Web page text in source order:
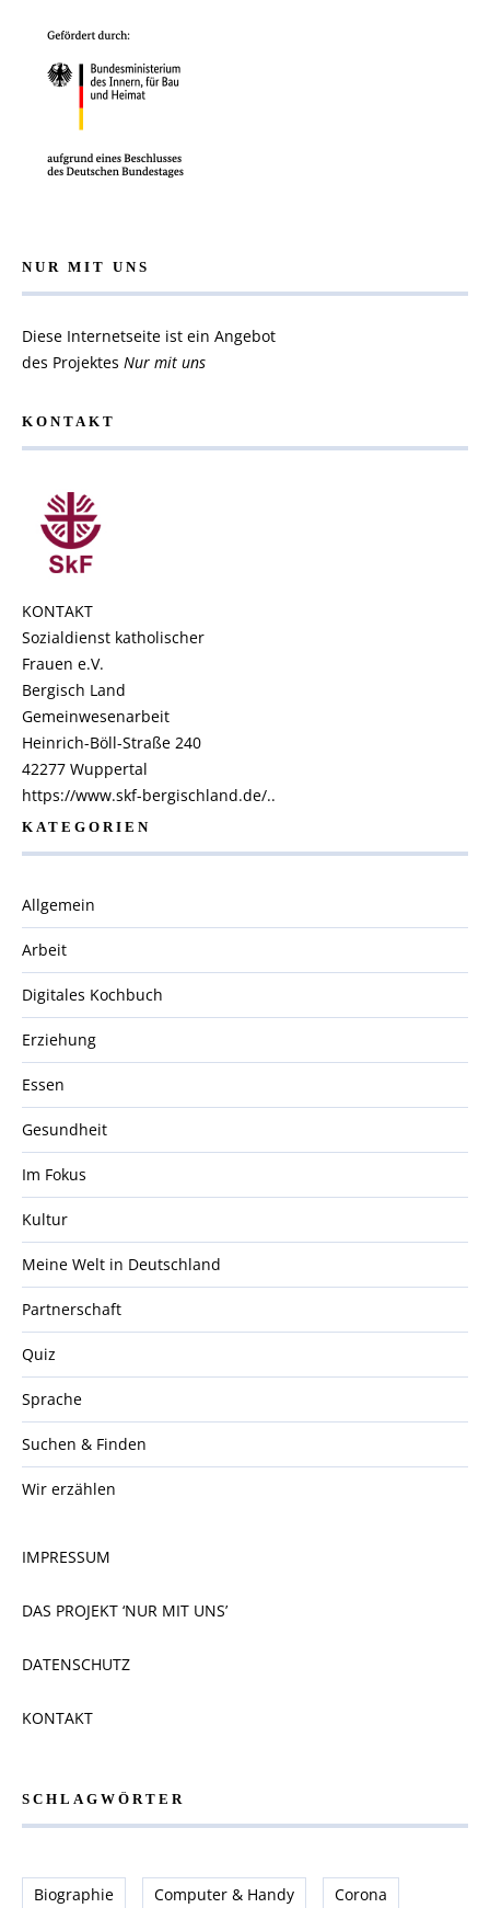
NUR MIT UNS
Diese Internetseite ist ein Angebot
des Projektes Nur mit uns
KONTAKT
KONTAKT
Sozialdienst katholischer
Frauen e.V.
Bergisch Land
Gemeinwesenarbeit
Heinrich-Böll-Straße 240
42277 Wuppertal
https://www.skf-bergischland.de/..
KATEGORIEN
Allgemein
Arbeit
Digitales Kochbuch
Erziehung
Essen
Gesundheit
Im Fokus
Kultur
Meine Welt in Deutschland
Partnerschaft
Quiz
Sprache
Suchen & Finden
Wir erzählen
IMPRESSUM
DAS PROJEKT ‘NUR MIT UNS’
DATENSCHUTZ
KONTAKT
SCHLAGWÖRTER
Biographie Computer & Handy Corona